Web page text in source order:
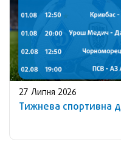
27 Липня 2026
Тижнева спортивна